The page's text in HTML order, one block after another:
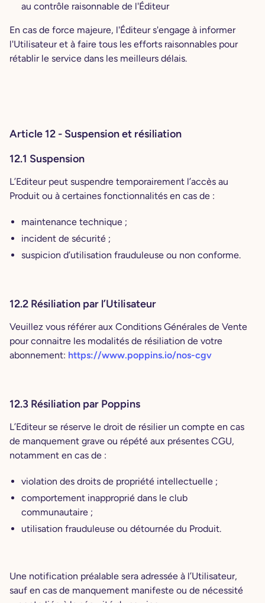
au contrôle raisonnable de l'Éditeur
En cas de force majeure, l'Éditeur s'engage à informer
l'Utilisateur et à faire tous les efforts raisonnables pour
rétablir le service dans les meilleurs délais.
Article 12 - Suspension et résiliation
12.1 Suspension
L’Editeur peut suspendre temporairement l’accès au
Produit ou à certaines fonctionnalités en cas de :
maintenance technique ;
incident de sécurité ;
suspicion d’utilisation frauduleuse ou non conforme.
12.2 Résiliation par l’Utilisateur
Veuillez vous référer aux Conditions Générales de Vente
pour connaitre les modalités de résiliation de votre
abonnement: https://www.poppins.io/nos-cgv
12.3 Résiliation par Poppins
L’Editeur se réserve le droit de résilier un compte en cas
de manquement grave ou répété aux présentes CGU,
notamment en cas de :
violation des droits de propriété intellectuelle ;
comportement inapproprié dans le club
communautaire ;
utilisation frauduleuse ou détournée du Produit.
Une notification préalable sera adressée à l’Utilisateur,
sauf en cas de manquement manifeste ou de nécessité